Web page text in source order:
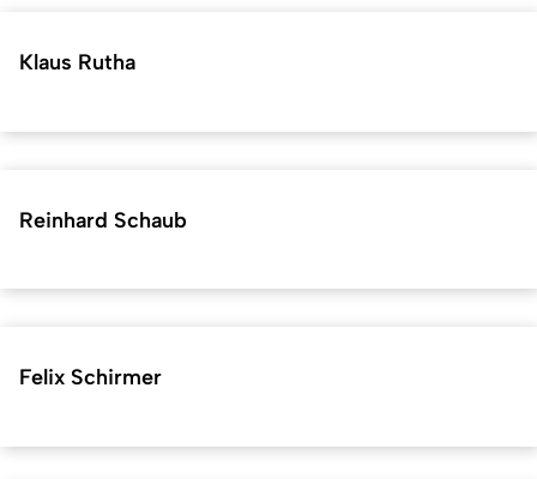
Klaus Rutha
Reinhard Schaub
Felix Schirmer